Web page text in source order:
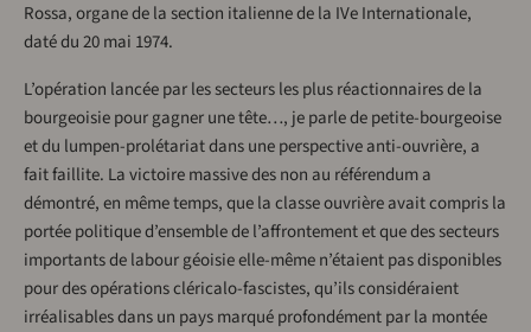
Rossa, organe de la section italienne de la IVe Internationale,
daté du 20 mai 1974.
L’opération lancée par les secteurs les plus réactionnaires de la
bourgeoisie pour gagner une tête…, je parle de petite-bourgeoise
et du lumpen-prolétariat dans une perspective anti-ouvrière, a
fait faillite. La victoire massive des non au référendum a
démontré, en même temps, que la classe ouvrière avait compris la
portée politique d’ensemble de l’affron­tement et que des secteurs
importants de labour­ géoisie elle-même n’étaient pas disponibles
pour des opérations cléricalo-fascistes, qu’ils considéraient
irréalisables dans un pays marqué profondément par la montée